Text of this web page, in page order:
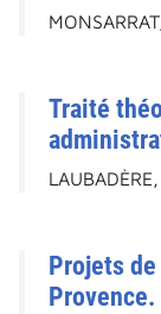
Traité
Projets
Provence.